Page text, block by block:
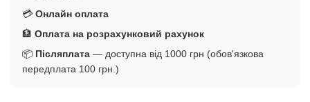
💳 Онлайн оплата
🏦 Оплата на розрахунковий рахунок
📦 Післяплата — доступна від 1000 грн (обов'язкова
передплата 100 грн.)